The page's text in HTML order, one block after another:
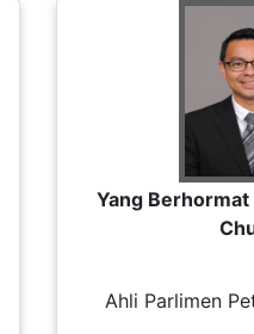
Yang Berhormat
Ahli Parlimen